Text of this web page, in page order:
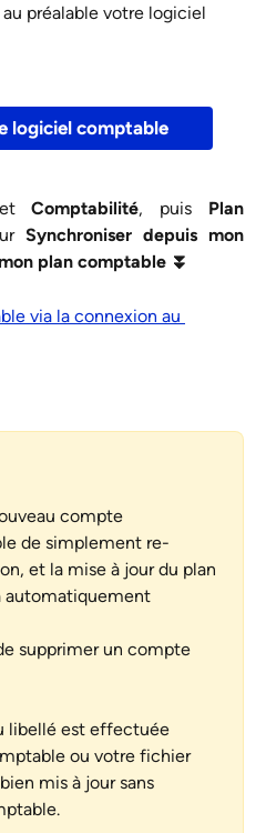
préalable votre logiciel
logiciel comptable
Comptabilité, puis Plan
Synchroniser depuis mon
plan comptable ⏬
compte
de simplement re-
et la mise à jour du plan
automatiquement
supprimer un compte
libellé est effectuée
ou votre fichier
mis à jour sans